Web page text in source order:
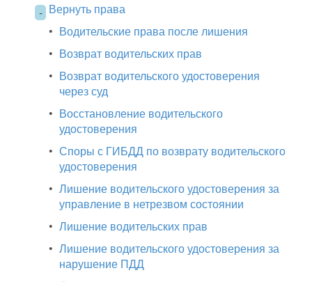
- Вернуть права
• Водительские права после лишения
• Возврат водительских прав
• Возврат водительского удостоверения
через суд
• Восстановление водительского
удостоверения
• Споры с ГИБДД по возврату водительского
удостоверения
• Лишение водительского удостоверения за
управление в нетрезвом состоянии
• Лишение водительских прав
• Лишение водительского удостоверения за
нарушение ПДД